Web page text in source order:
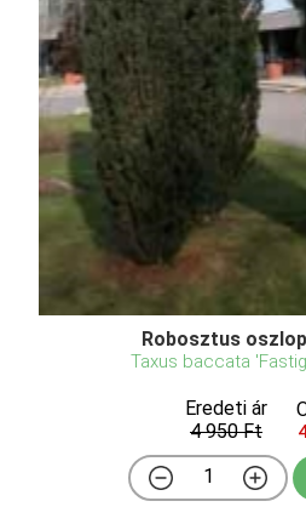
Robosztus
Taxus baccata
Eredeti ár
4 950 Ft